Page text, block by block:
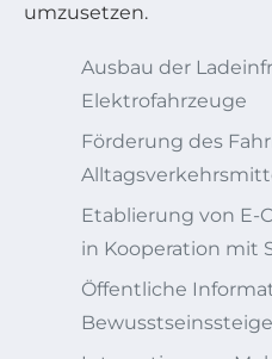
umzusetzen.
Ausbau der
Elektrofahrzeuge
Förderung des
Etablierung von E-
in Kooperation mit
Öffentliche